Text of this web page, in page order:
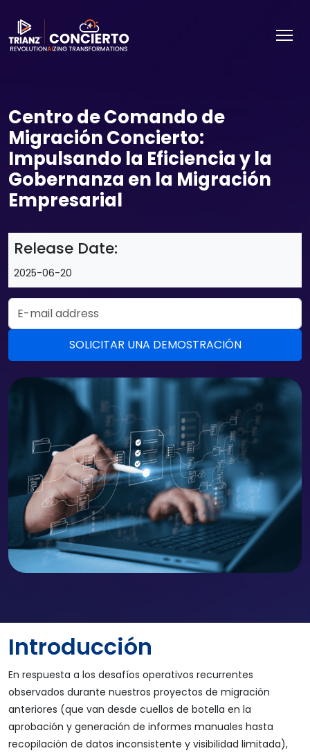
Centro de Comando de
Migración Concierto:
Impulsando la Eficiencia y la
Gobernanza en la Migración
Empresarial
Release Date:
2025-06-20
Email Address
Introducción
En respuesta a los desafíos operativos recurrentes
observados durante nuestros proyectos de migración
anteriores (que van desde cuellos de botella en la
aprobación y generación de informes manuales hasta
recopilación de datos inconsistente y visibilidad limitada),